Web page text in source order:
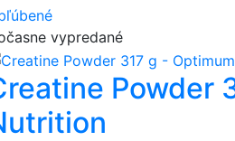
vypredané
Powder